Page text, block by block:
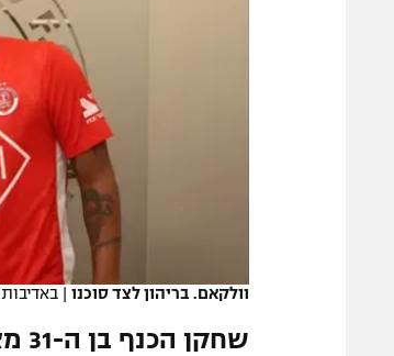
רשיון להקרנה פומבית לבית עסק
הצטרפות לחבילת הערוצים
וולקאם. בריהון לצד סוכנו |